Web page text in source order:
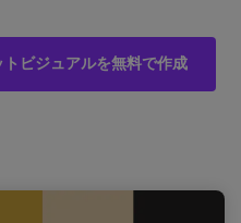
ビジュアルを無料で作成